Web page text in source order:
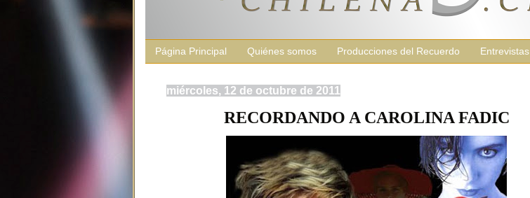
Página Principal Quiénes somos Producciones del Recuerdo Entrevistas
miércoles, 12 de octubre de 2011
RECORDANDO A CAROLINA FADIC